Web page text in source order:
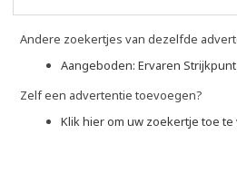
Andere zoekertjes van dezelfde
Aangeboden: Ervaren
Zelf een advertentie toevoegen?
Klik hier om uw zoekertje toe